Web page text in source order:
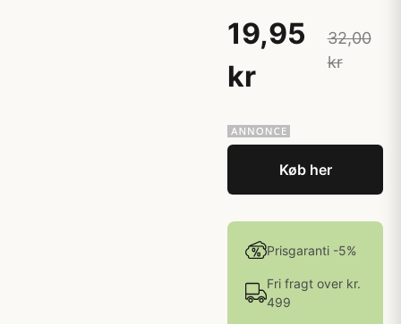
19,95
kr
32,00
kr
Køb her
Prisgaranti -5%
Fri fragt over kr.
499